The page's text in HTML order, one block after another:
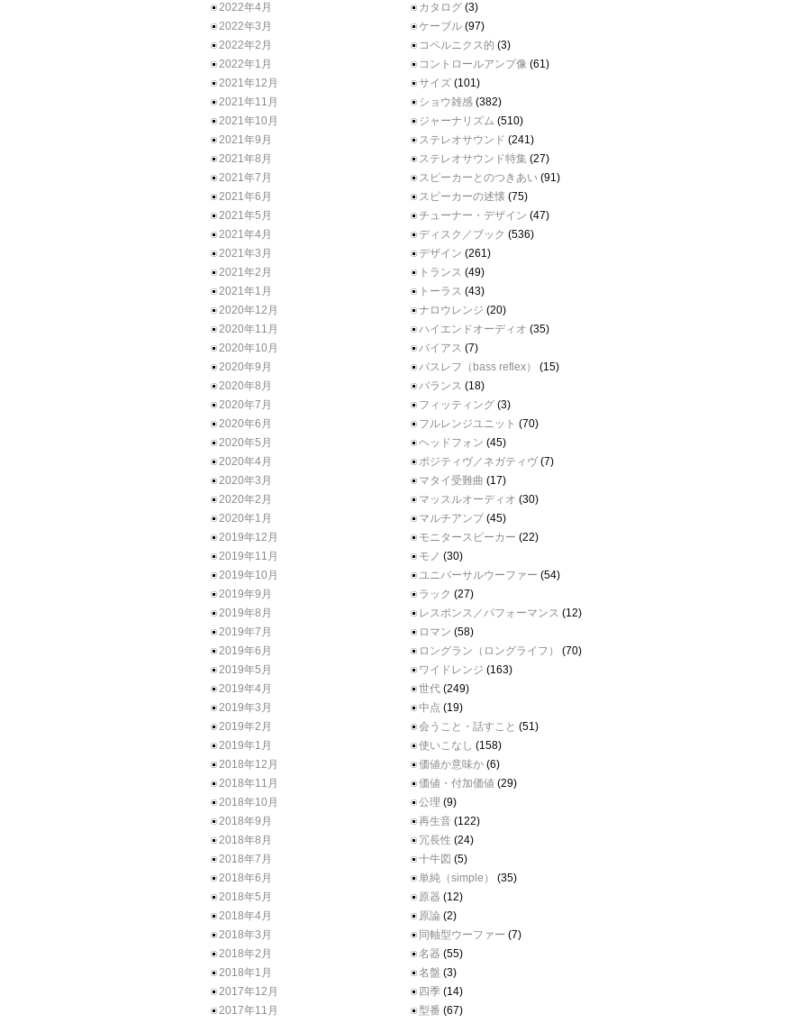
2022年4月
2022年3月
2022年2月
2022年1月
2021年12月
2021年11月
2021年10月
2021年9月
2021年8月
2021年7月
2021年6月
2021年5月
2021年4月
2021年3月
2021年2月
2021年1月
2020年12月
2020年11月
2020年10月
2020年9月
2020年8月
2020年7月
2020年6月
2020年5月
2020年4月
2020年3月
2020年2月
2020年1月
2019年12月
2019年11月
2019年10月
2019年9月
2019年8月
2019年7月
2019年6月
2019年5月
2019年4月
2019年3月
2019年2月
2019年1月
2018年12月
2018年11月
2018年10月
2018年9月
2018年8月
2018年7月
2018年6月
2018年5月
2018年4月
2018年3月
2018年2月
2018年1月
2017年12月
2017年11月
カタログ (3)
ケーブル (97)
コペルニクス的 (3)
コントロールアンプ像 (61)
サイズ (101)
ショウ雑感 (382)
ジャーナリズム (510)
ステレオサウンド (241)
ステレオサウンド特集 (27)
スピーカーとのつきあい (91)
スピーカーの述懐 (75)
チューナー・デザイン (47)
ディスク／ブック (536)
デザイン (261)
トランス (49)
トーラス (43)
ナロウレンジ (20)
ハイエンドオーディオ (35)
バイアス (7)
バスレフ（bass reflex）
(15)
バランス (18)
フィッティング (3)
フルレンジユニット (70)
ヘッドフォン (45)
ポジティヴ／ネガティヴ(7)
マタイ受難曲 (17)
マッスルオーディオ (30)
マルチアンプ (45)
モニタースピーカー (22)
モノ (30)
ユニバーサルウーファー (54)
ラック (27)
レスポンス／パフォーマンス (12)
ロマン (58)
ロングラン（ロングライフ）
(70)
ワイドレンジ (163)
世代 (249)
中点 (19)
会うこと・話すこと (51)
使いこなし (158)
価値か意味か (6)
価値・付加価値 (29)
公理 (9)
再生音 (122)
冗長性 (24)
十牛図 (5)
単純（simple）
(35)
原器 (12)
原論 (2)
同軸型ウーファー (7)
名器 (55)
名盤 (3)
四季 (14)
型番 (67)